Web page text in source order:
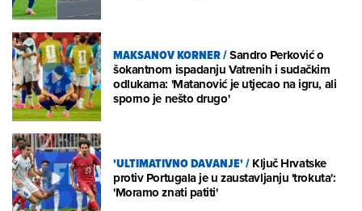
MAKSANOV KORNER/Sandro Perković o
šokantnom ispadanju Vatrenih i sudačkim
odlukama: 'Matanović je utjecao na igru, ali
sporno je nešto drugo'
'ULTIMATIVNO DAVANJE'/Ključ Hrvatske
protiv Portugala je u zaustavljanju 'trokuta':
'Moramo znati patiti'